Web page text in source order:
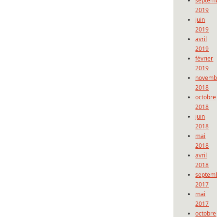
2019
juin
2019
avril
2019
février
2019
2018
octobre
2018
juin
2018
mai
2018
avril
2018
2017
mai
2017
octobre